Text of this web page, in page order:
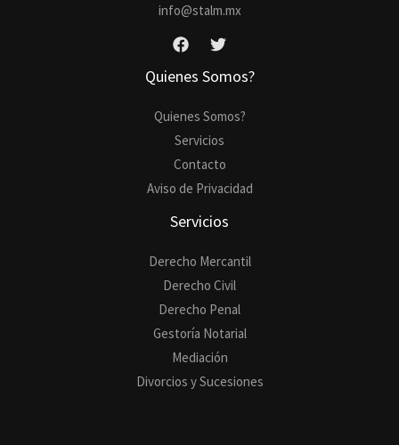
info@stalm.mx
Quienes Somos?
Quienes Somos?
Servicios
Contacto
Aviso de Privacidad
Servicios
Derecho Mercantil
Derecho Civil
Derecho Penal
Gestoría Notarial
Mediación
Divorcios y Sucesiones